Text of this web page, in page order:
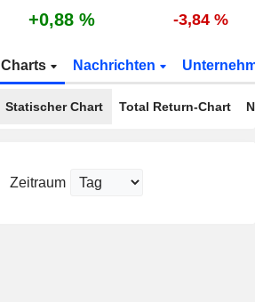
+0,88 % -3,84 %
Charts Nachrichten
Statischer Chart Total Return-Chart
Zeitraum